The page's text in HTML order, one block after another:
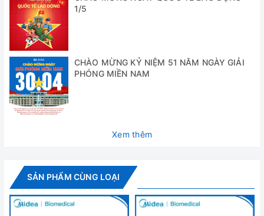
✅ Phạm vi nhiệt độ -20°C đến +40°C và nhiệt độ được
thiết lập trong Fahrenheit
✅ 98 bộ nhớ được lập trình
✅ Nếu ly tâm vật liệu độc hại hoặc nhiễm trùng có phụ
kiện TÜV-tested với bioseals có thể bảo vệ chống lại các
sol khí.
✅ Có vỏ làm bằng kim loại chắc chắn, buồng ly tâm làm
Model Rotina 420R
Rotor văng 4 x 600ml
1/5
CHÀO MỪNG KỶ NIỆM 51 NĂM NGÀY GIẢI
PHÓNG MIỀN NAM
Xem thêm
SẢN PHẨM CÙNG LOẠI